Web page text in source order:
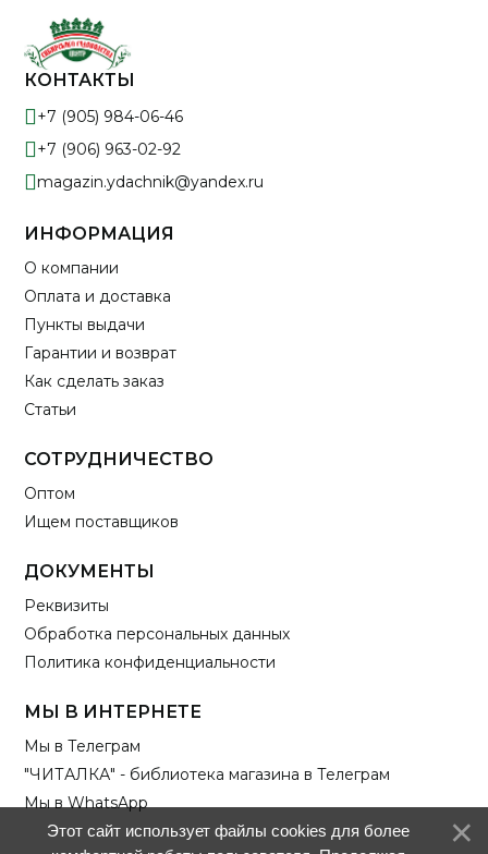
КОНТАКТЫ
+7 (905) 984-06-46
+7 (906) 963-02-92
magazin.ydachnik@yandex.ru
ИНФОРМАЦИЯ
О компании
Оплата и доставка
Пункты выдачи
Гарантии и возврат
Как сделать заказ
Статьи
СОТРУДНИЧЕСТВО
Оптом
Ищем поставщиков
ДОКУМЕНТЫ
Реквизиты
Обработка персональных данных
Политика конфиденциальности
МЫ В ИНТЕРНЕТЕ
Мы в Телеграм
"ЧИТАЛКА" - библиотека магазина в Телеграм
Мы в WhatsApp
Этот сайт использует файлы cookies для более